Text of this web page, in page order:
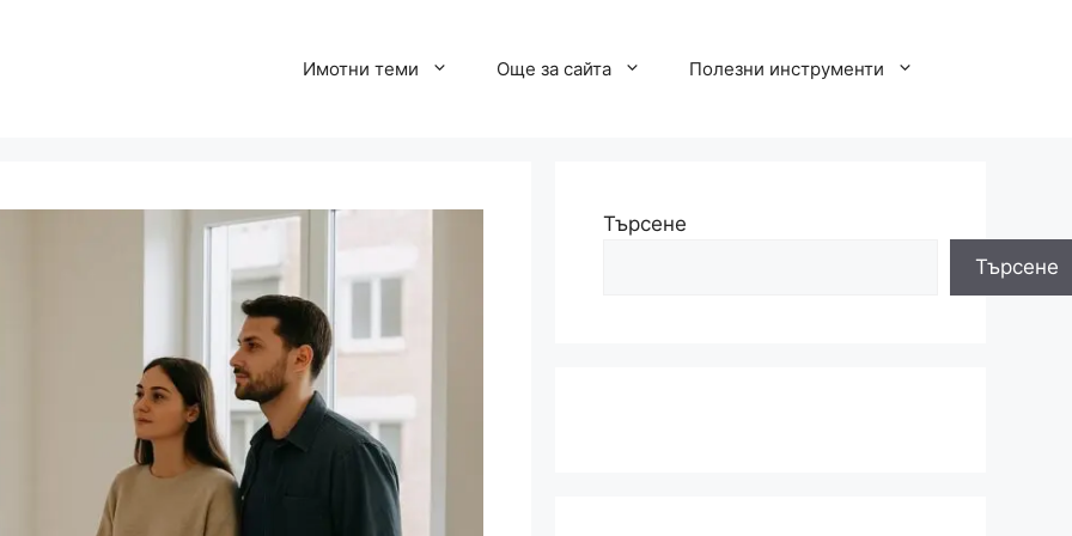
Имотни теми Още за сайта Полезни инструменти
Търсене
Търсене